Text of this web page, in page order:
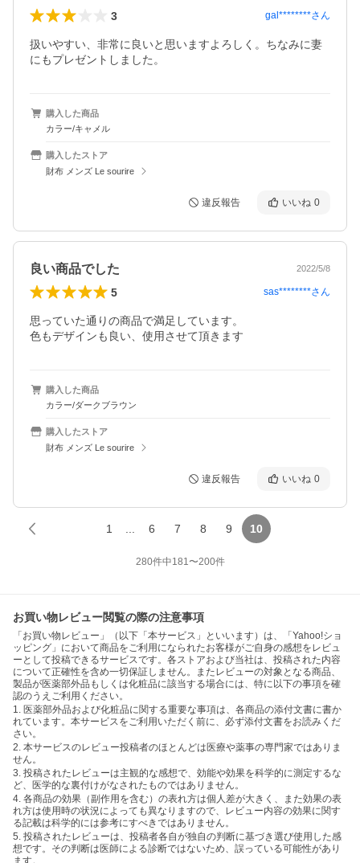
3 gal********さん
扱いやすい、非常に良いと思いますよろしく。ちなみに妻
にもプレゼントしました。
購入した商品
カラー/キャメル
購入したストア
財布 メンズ Le sourire
違反報告 いいね 0
良い商品でした 2022/5/8
5 sas********さん
思っていた通りの商品で満足しています。
色もデザインも良い、使用させて頂きます
購入した商品
カラー/ダークブラウン
購入したストア
財布 メンズ Le sourire
違反報告 いいね 0
1 6 7 8 9 10
280件中181〜200件
お買い物レビュー閲覧の際の注意事項
「お買い物レビュー」（以下「本サービス」といいます）は、「Yahoo!ショ
ッピング」において商品をご利用になられたお客様がご自身の感想をレビュ
ーとして投稿できるサービスです。各ストアおよび当社は、投稿された内容
について正確性を含め一切保証しません。またレビューの対象となる商品、
製品が医薬部外品もしくは化粧品に該当する場合には、特に以下の事項を確
認のうえご利用ください。
1. 医薬部外品および化粧品に関する重要な事項は、各商品の添付文書に書か
れています。本サービスをご利用いただく前に、必ず添付文書をお読みくだ
さい。
2. 本サービスのレビュー投稿者のほとんどは医療や薬事の専門家ではありま
せん。
3. 投稿されたレビューは主観的な感想で、効能や効果を科学的に測定するな
ど、医学的な裏付けがなされたものではありません。
4. 各商品の効果（副作用を含む）の表れ方は個人差が大きく、また効果の表
れ方は使用時の状況によっても異なりますので、レビュー内容の効果に関す
る記載は科学的には参考にすべきではありません。
5. 投稿されたレビューは、投稿者各自が独自の判断に基づき選び使用した感
想です。その判断は医師による診断ではないため、誤っている可能性があり
ます。